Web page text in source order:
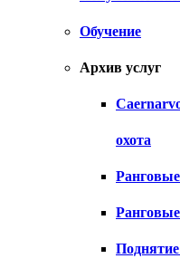
Обучение
Архив услуг
охота
Поднятие